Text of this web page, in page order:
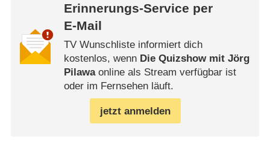
Erinnerungs-Service per
E-Mail
TV Wunschliste informiert dich
kostenlos, wenn Die Quizshow mit Jörg
Pilawaonline als Stream verfügbar ist
oder im Fernsehen läuft.
jetzt anmelden